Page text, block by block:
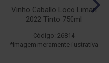
Vinho Caballo Loco Limari
2022 Tinto 750ml
Código: 26814
*Imagem meramente ilustrativa